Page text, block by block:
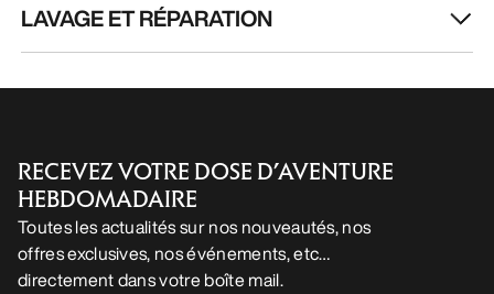
LAVAGE ET RÉPARATION
RECEVEZ VOTRE DOSE D’AVENTURE
HEBDOMADAIRE
Toutes les actualités sur nos nouveautés, nos
offres exclusives, nos événements, etc…
directement dans votre boîte mail.